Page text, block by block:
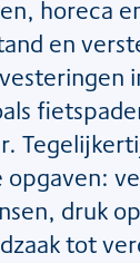
horeca
en
druk
tot